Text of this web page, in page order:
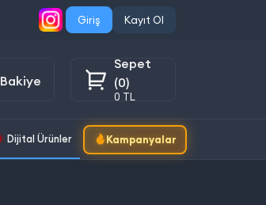
Giriş Kayıt Ol
Bakiye
Sepet
(0)
0 TL
Dijital Ürünler Kampanyalar